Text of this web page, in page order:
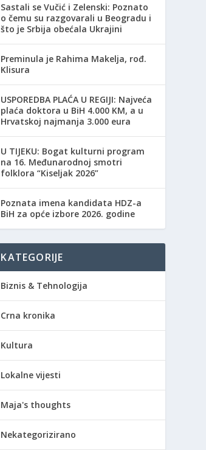
Sastali se Vučić i Zelenski: Poznato
o čemu su razgovarali u Beogradu i
što je Srbija obećala Ukrajini
Preminula je Rahima Makelja, rođ.
Klisura
USPOREDBA PLAĆA U REGIJI: Najveća
plaća doktora u BiH 4.000 KM, a u
Hrvatskoj najmanja 3.000 eura
​U TIJEKU: Bogat kulturni program
na 16. Međunarodnoj smotri
folklora “Kiseljak 2026”
Poznata imena kandidata HDZ-a
BiH za opće izbore 2026. godine
KATEGORIJE
Biznis & Tehnologija
Crna kronika
Kultura
Lokalne vijesti
Maja's thoughts
Nekategorizirano